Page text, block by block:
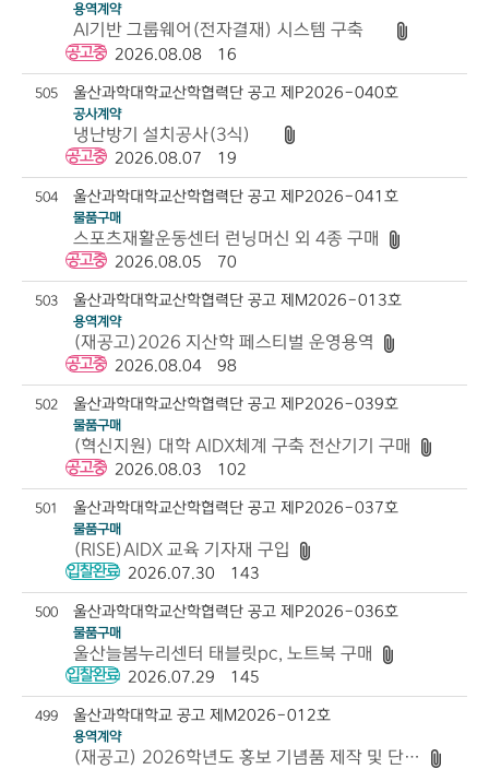
용역계약
AI기반 그룹웨어(전자결재) 시스템 구축
공고중 2026.08.08 16
505 울산과학대학교산학협력단 공고 제P2026-040호
공사계약
냉난방기 설치공사(3식)
공고중 2026.08.07 19
504 울산과학대학교산학협력단 공고 제P2026-041호
물품구매
스포츠재활운동센터 런닝머신 외 4종 구매
공고중 2026.08.05 70
503 울산과학대학교산학협력단 공고 제M2026-013호
용역계약
(재공고)2026 지산학 페스티벌 운영용역
공고중 2026.08.04 98
502 울산과학대학교산학협력단 공고 제P2026-039호
물품구매
(혁신지원) 대학 AIDX체계 구축 전산기기 구매
공고중 2026.08.03 102
501 울산과학대학교산학협력단 공고 제P2026-037호
물품구매
(RISE)AIDX 교육 기자재 구입
입찰완료 2026.07.30 143
500 울산과학대학교산학협력단 공고 제P2026-036호
물품구매
울산늘봄누리센터 태블릿pc, 노트북 구매
입찰완료 2026.07.29 145
499 울산과학대학교 공고 제M2026-012호
용역계약
(재공고) 2026학년도 홍보 기념품 제작 및 단가 계약